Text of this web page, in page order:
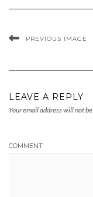
PREVIOUS IMAGE
LEAVE A REPLY
Your email address will not
COMMENT